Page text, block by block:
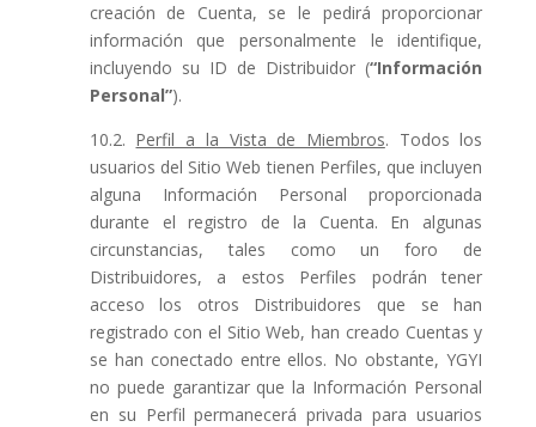
creación de Cuenta, se le pedirá proporcionar
información que personalmente le identifique,
incluyendo su ID de Distribuidor (“Información
Personal”).
10.2. Perfil a la Vista de Miembros. Todos los
usuarios del Sitio Web tienen Perfiles, que incluyen
alguna Información Personal proporcionada
durante el registro de la Cuenta. En algunas
circunstancias, tales como un foro de
Distribuidores, a estos Perfiles podrán tener
acceso los otros Distribuidores que se han
registrado con el Sitio Web, han creado Cuentas y
se han conectado entre ellos. No obstante, YGYI
no puede garantizar que la Información Personal
en su Perfil permanecerá privada para usuarios